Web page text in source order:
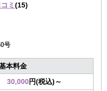
ミ (15)
号
本料金
30,000円(税込)～